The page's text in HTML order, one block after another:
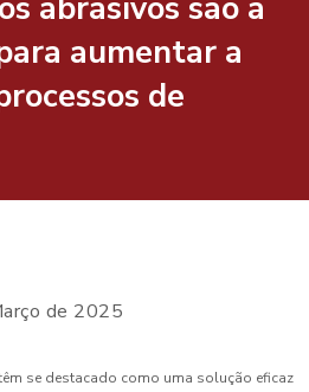
abrasivos são a
aumentar a
de
de 2025
se destacado como uma solução eficaz